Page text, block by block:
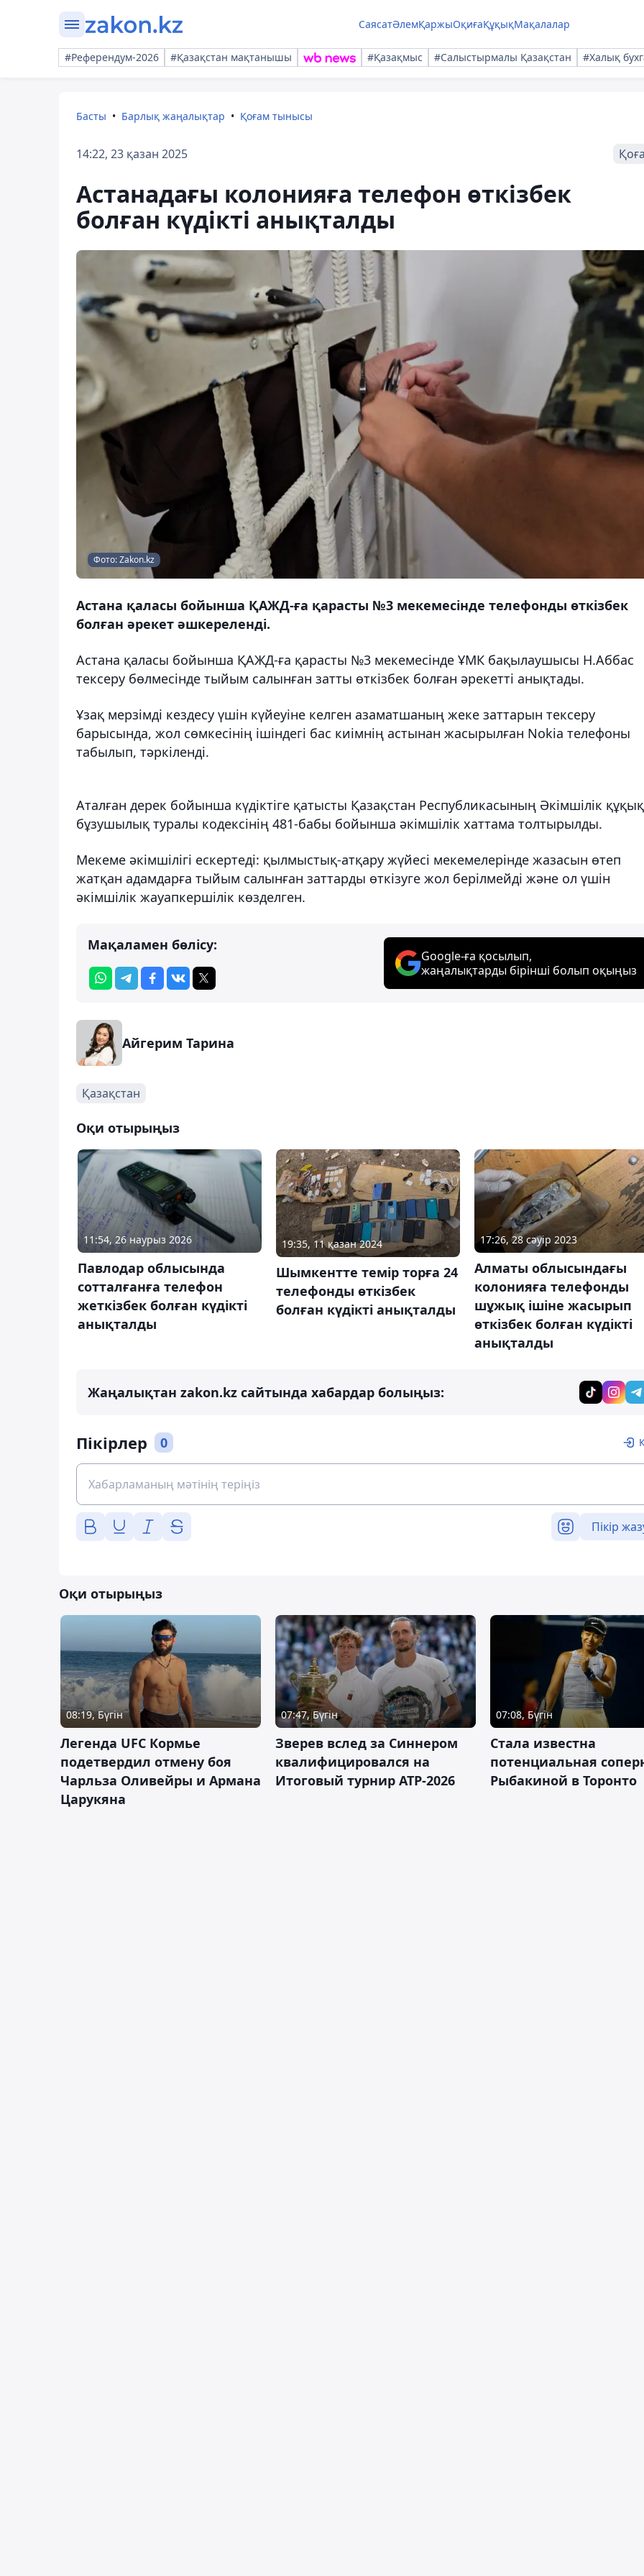
СаясатӘлемҚаржыОқиғаҚұқықМақалалар
#Референдум-2026 #Қазақстан мақтанышы #Қазақмыс #Салыстырмалы Қазақстан #Халық
Басты Барлық жаңалықтар Қоғам тынысы
14:22, 23 қазан 2025
Астанадағы колонияға телефон өткізбек
болған күдікті анықталды
Фото: Zakon.kz
Астана қаласы бойынша ҚАЖД-ға қарасты №3 мекемесінде телефонды өткізбек
болған әрекет әшкереленді.
Астана қаласы бойынша ҚАЖД-ға қарасты №3 мекемесінде ҰМК бақылаушысы Н.Аббас
тексеру бөлмесінде тыйым салынған затты өткізбек болған әрекетті анықтады.
Ұзақ мерзімді кездесу үшін күйеуіне келген азаматшаның жеке заттарын тексеру
барысында, жол сөмкесінің ішіндегі бас киімнің астынан жасырылған Nokia телефоны
табылып, тәркіленді.
Аталған дерек бойынша күдіктіге қатысты Қазақстан Республикасының Әкімшілік құқық
бұзушылық туралы кодексінің 481-бабы бойынша әкімшілік хаттама толтырылды.
Мекеме әкімшілігі ескертеді: қылмыстық-атқару жүйесі мекемелерінде жазасын өтеп
жатқан адамдарға тыйым салынған заттарды өткізуге жол берілмейді және ол үшін
әкімшілік жауапкершілік көзделген.
Мақаламен бөлісу:
Google-ға қосылып,
жаңалықтарды бірінші болып оқыңыз
Айгерим Тарина
Қазақстан
Оқи отырыңыз
11:54, 26 наурыз 2026
Павлодар облысында
сотталғанға телефон
жеткізбек болған күдікті
анықталды
19:35, 11 қазан 2024
Шымкентте темір торға 24
телефонды өткізбек
болған күдікті анықталды
17:26, 28 сәуір 2023
Алматы облысындағы
колонияға телефонды
шұжық ішіне жасырып
өткізбек болған күдікті
анықталды
Жаңалықтан zakon.kz сайтында хабардар болыңыз:
Пікірлер 0
Пікір
Оқи отырыңыз
08:19, Бүгін
Легенда UFC Кормье
подетвердил отмену боя
Чарльза Оливейры и Армана
Царукяна
07:47, Бүгін
Зверев вслед за Синнером
квалифицировался на
Итоговый турнир ATP-2026
07:08, Бүгін
Cтала известна
потенциальная
Рыбакиной в Торонто